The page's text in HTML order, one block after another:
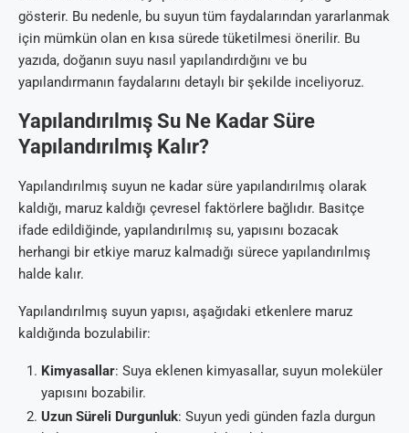
gösterir. Bu nedenle, bu suyun tüm faydalarından yararlanmak
için mümkün olan en kısa sürede tüketilmesi önerilir. Bu
yazıda, doğanın suyu nasıl yapılandırdığını ve bu
yapılandırmanın faydalarını detaylı bir şekilde inceliyoruz.
Yapılandırılmış Su Ne Kadar Süre
Yapılandırılmış Kalır?
Yapılandırılmış suyun ne kadar süre yapılandırılmış olarak
kaldığı, maruz kaldığı çevresel faktörlere bağlıdır. Basitçe
ifade edildiğinde, yapılandırılmış su, yapısını bozacak
herhangi bir etkiye maruz kalmadığı sürece yapılandırılmış
halde kalır.
Yapılandırılmış suyun yapısı, aşağıdaki etkenlere maruz
kaldığında bozulabilir:
Kimyasallar: Suya eklenen kimyasallar, suyun moleküler
yapısını bozabilir.
Uzun Süreli Durgunluk: Suyun yedi günden fazla durgun